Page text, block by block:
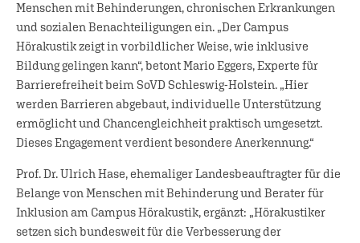
Menschen mit Behinderungen, chronischen Erkrankungen
und sozialen Benachteiligungen ein. „Der Campus
Hörakustik zeigt in vorbildlicher Weise, wie inklusive
Bildung gelingen kann“, betont Mario Eggers, Experte für
Barrierefreiheit beim SoVD Schleswig-Holstein. „Hier
werden Barrieren abgebaut, individuelle Unterstützung
ermöglicht und Chancengleichheit praktisch umgesetzt.
Dieses Engagement verdient besondere Anerkennung.“
Prof. Dr. Ulrich Hase, ehemaliger Landesbeauftragter für die
Belange von Menschen mit Behinderung und Berater für
Inklusion am Campus Hörakustik, ergänzt: „Hörakustiker
setzen sich bundesweit für die Verbesserung der